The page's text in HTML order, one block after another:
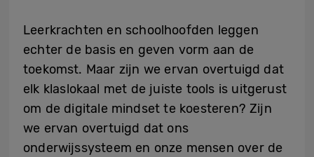
Leerkrachten en schoolhoofden leggen
echter de basis en geven vorm aan de
toekomst. Maar zijn we ervan overtuigd dat
elk klaslokaal met de juiste tools is uitgerust
om de digitale mindset te koesteren? Zijn
we ervan overtuigd dat ons
onderwijssysteem en onze mensen over de